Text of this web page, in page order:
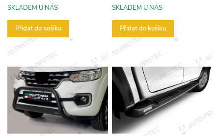
SKLADEM U NÁS
Přidat do košíku
SKLADEM U NÁS
Přidat do košíku